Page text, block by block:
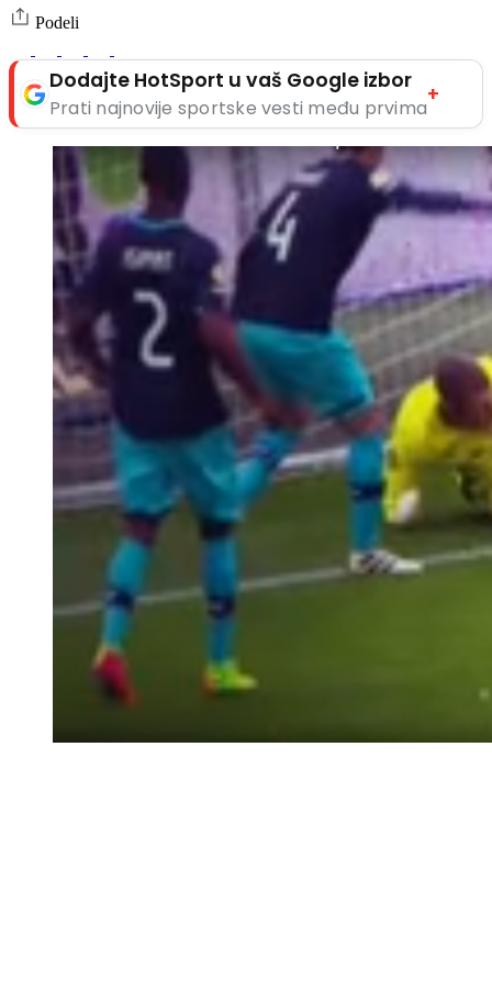
Podeli
Dodajte HotSport u vaš Google izbor
Prati najnovije sportske vesti među prvima
+